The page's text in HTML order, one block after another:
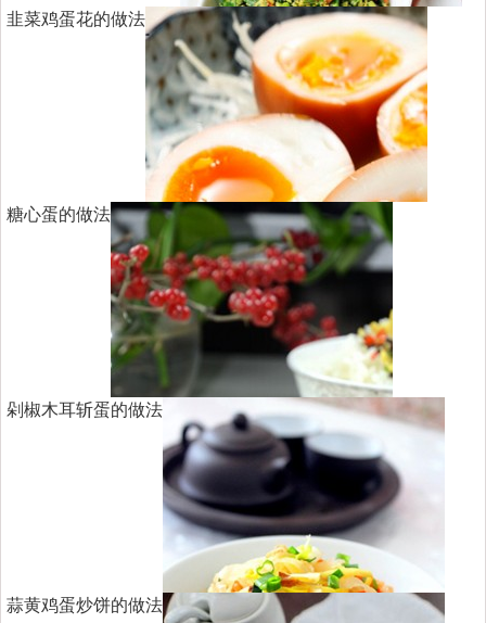
韭菜鸡蛋花的做法
糖心蛋的做法
剁椒木耳斩蛋的做法
蒜黄鸡蛋炒饼的做法